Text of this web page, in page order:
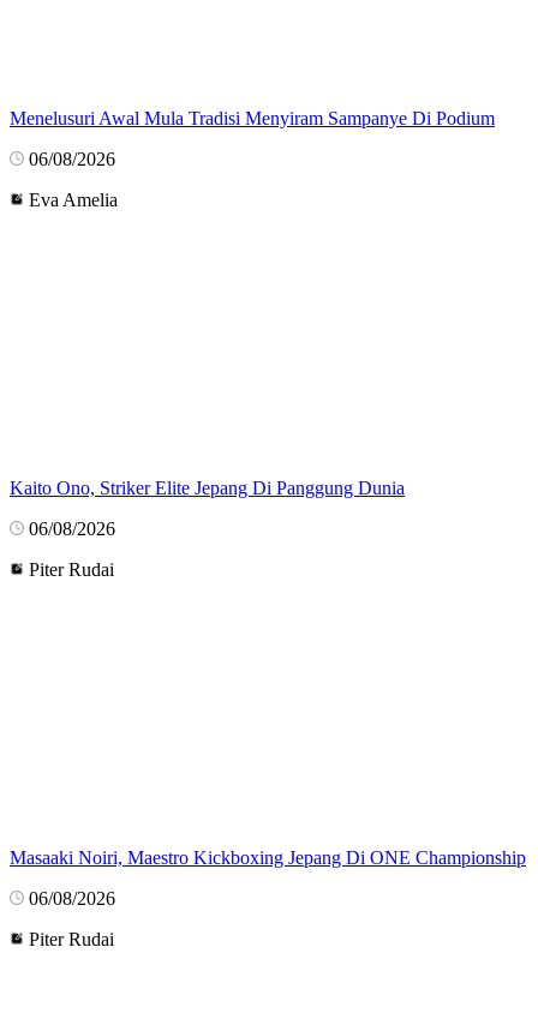
Menelusuri Awal Mula Tradisi Menyiram Sampanye Di Podium
06/08/2026
Eva Amelia
Kaito Ono, Striker Elite Jepang Di Panggung Dunia
06/08/2026
Piter Rudai
Masaaki Noiri, Maestro Kickboxing Jepang Di ONE Championship
06/08/2026
Piter Rudai